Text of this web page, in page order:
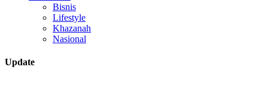
Bisnis
Lifestyle
Khazanah
Nasional
Update